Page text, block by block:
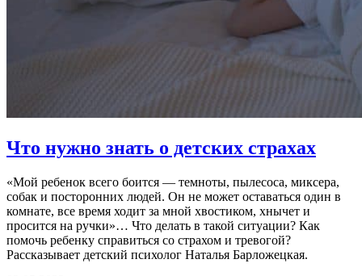
Что нужно знать о детских страхах
«Мой ребенок всего боится — темноты, пылесоса, миксера,
собак и посторонних людей. Он не может оставаться один в
комнате, все время ходит за мной хвостиком, хнычет и
просится на ручки»… Что делать в такой ситуации? Как
помочь ребенку справиться со страхом и тревогой?
Рассказывает детский психолог Наталья Барложецкая.